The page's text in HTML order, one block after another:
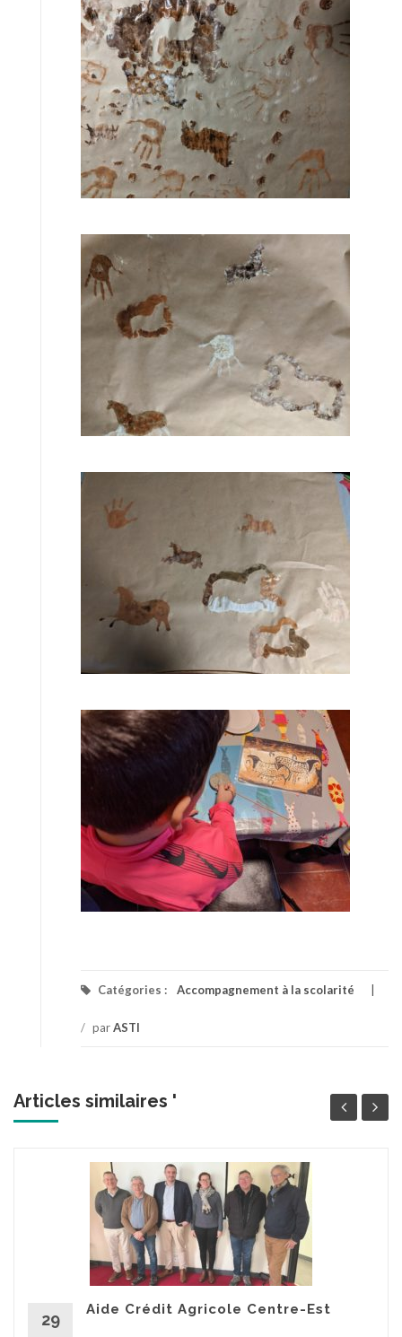
Catégories : Accompagnement à la scolarité
/ parASTI
Articles similaires '
29
Aide Crédit Agricole Centre-Est